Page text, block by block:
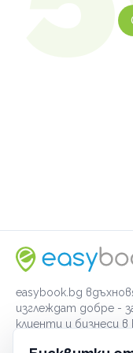
easybook.bg
изглеждат добре -
клиенти и бизнеси в